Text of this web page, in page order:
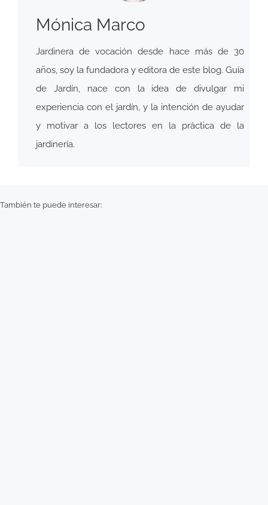
Mónica Marco
Jardinera de vocación desde hace más de 30
años, soy la fundadora y editora de este blog. Guía
de Jardín, nace con la idea de divulgar mi
experiencia con el jardín, y la intención de ayudar
y motivar a los lectores en la práctica de la
jardinería.
También te puede interesar: